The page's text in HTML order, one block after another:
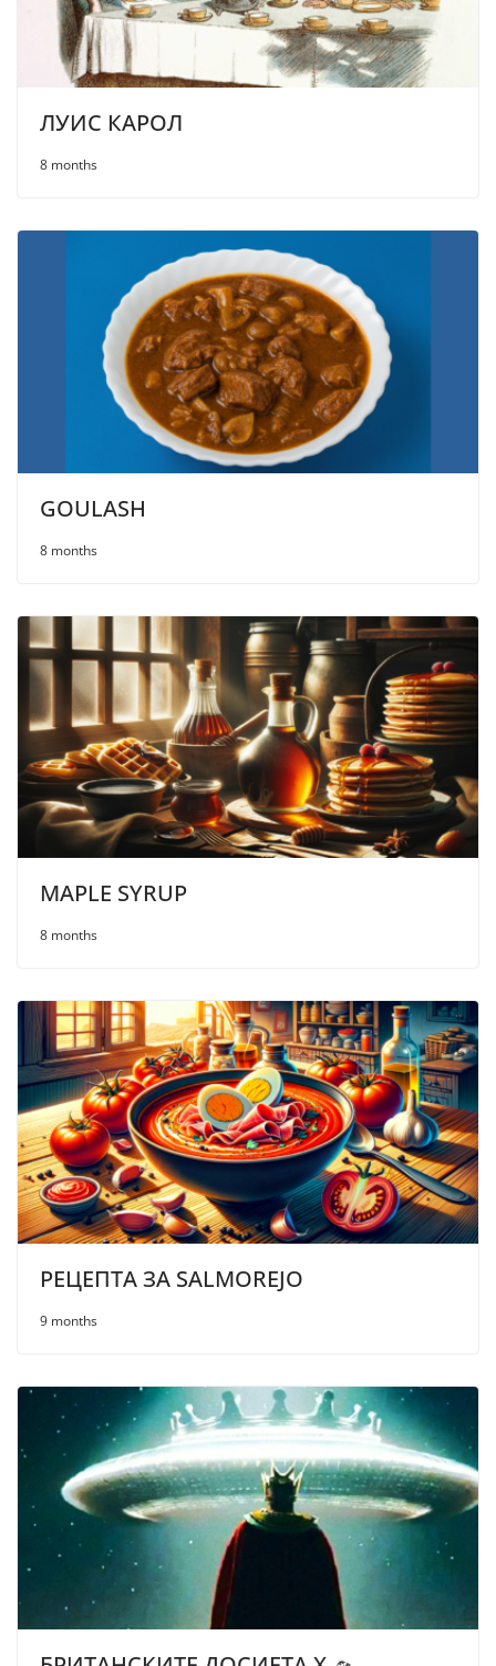
ЛУИС КАРОЛ
8 months
GOULASH
8 months
MAPLE SYRUP
8 months
РЕЦЕПТА ЗА SALMOREJO
9 months